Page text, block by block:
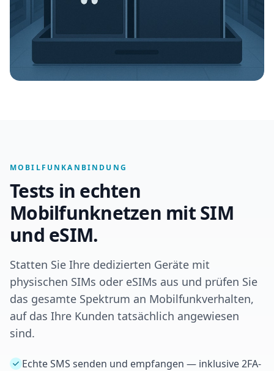
MOBILFUNKANBINDUNG
Tests in echten
Mobilfunknetzen mit SIM
und eSIM.
Statten Sie Ihre dedizierten Geräte mit
physischen SIMs oder eSIMs aus und prüfen Sie
das gesamte Spektrum an Mobilfunkverhalten,
auf das Ihre Kunden tatsächlich angewiesen
sind.
Echte SMS senden und empfangen — inklusive 2FA-